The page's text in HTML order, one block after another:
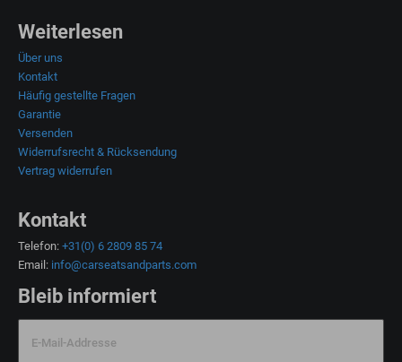
Weiterlesen
Über uns
Kontakt
Häufig gestellte Fragen
Garantie
Versenden
Widerrufsrecht & Rücksendung
Vertrag widerrufen
Kontakt
Telefon: +31(0) 6 2809 85 74
Email: info@carseatsandparts.com
Bleib informiert
E-Mail-Addresse